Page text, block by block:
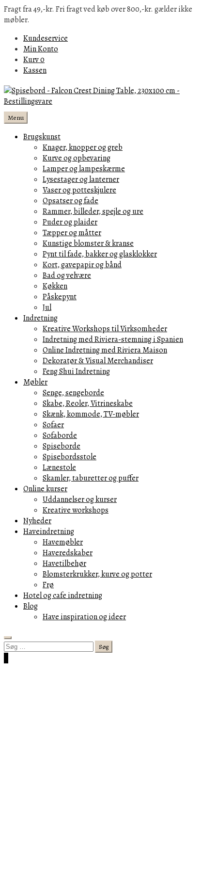
Fragt fra 49,-kr. Fri fragt ved køb over 800,-kr. gælder ikke
møbler.
Kundeservice
Min Konto
Kurv0
Kassen
Menu
Brugskunst
Knager, knopper og greb
Kurve og opbevaring
Lamper og lampeskærme
Lysestager og lanterner
Vaser og potteskjulere
Opsatser og fade
Rammer, billeder, spejle og ure
Puder og plaider
Tæpper og måtter
Kunstige blomster & kranse
Pynt til fade, bakker og glasklokker
Kort, gavepapir og bånd
Bad og velvære
Køkken
Påskepynt
Jul
Indretning
Kreative Workshops til Virksomheder
Indretning med Riviera-stemning i Spanien
Online Indretning med Riviera Maison
Dekoratør & Visual Merchandiser
Feng Shui Indretning
Møbler
Senge, sengeborde
Skabe, Reoler, Vitrineskabe
Skænk, kommode, TV-møbler
Sofaer
Sofaborde
Spiseborde
Spisebordsstole
Lænestole
Skamler, taburetter og puffer
Online kurser
Uddannelser og kurser
Kreative workshops
Nyheder
Haveindretning
Havemøbler
Haveredskaber
Havetilbehør
Blomsterkrukker, kurve og potter
Frø
Hotel og cafe indretning
Blog
Have inspiration og ideer
Search
Søg
efter: